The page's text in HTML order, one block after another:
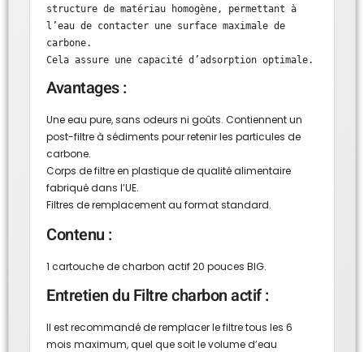
structure de matériau homogène, permettant à
l’eau de contacter une surface maximale de
carbone.
Cela assure une capacité d’adsorption optimale.
Avantages :
Une eau pure, sans odeurs ni goûts. Contiennent un
post-filtre à sédiments pour retenir les particules de
carbone.
Corps de filtre en plastique de qualité alimentaire
fabriqué dans l’UE.
Filtres de remplacement au format standard.
Contenu :
1 cartouche de charbon actif 20 pouces BIG.
Entretien du Filtre charbon actif :
Il est recommandé de remplacer le filtre tous les 6
mois maximum, quel que soit le volume d’eau